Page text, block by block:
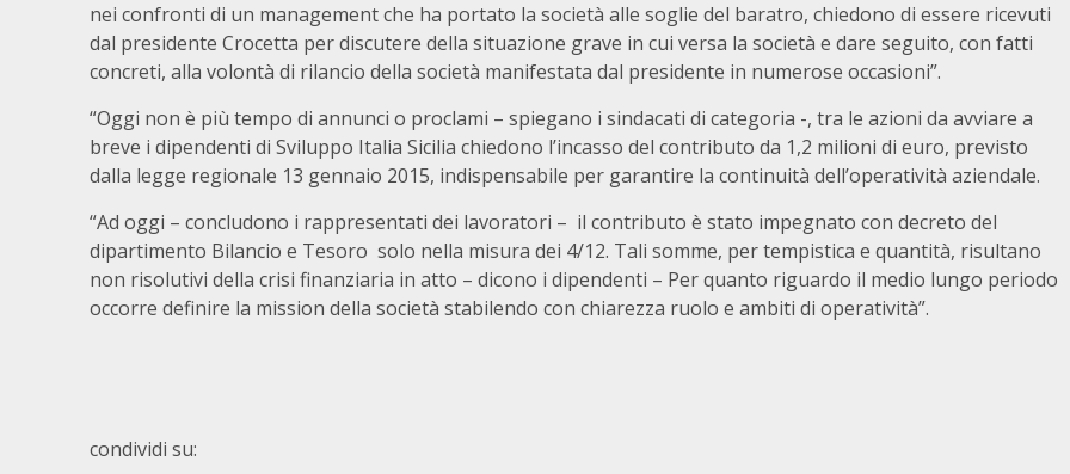
nei confronti di un management che ha portato la società alle soglie del baratro, chiedono di essere ricevuti
dal presidente Crocetta per discutere della situazione grave in cui versa la società e dare seguito, con fatti
concreti, alla volontà di rilancio della società manifestata dal presidente in numerose occasioni”.
“Oggi non è più tempo di annunci o proclami – spiegano i sindacati di categoria -, tra le azioni da avviare a
breve i dipendenti di Sviluppo Italia Sicilia chiedono l’incasso del contributo da 1,2 milioni di euro, previsto
dalla legge regionale 13 gennaio 2015, indispensabile per garantire la continuità dell’operatività aziendale.
“Ad oggi – concludono i rappresentati dei lavoratori – il contributo è stato impegnato con decreto del
dipartimento Bilancio e Tesoro solo nella misura dei 4/12. Tali somme, per tempistica e quantità, risultano
non risolutivi della crisi finanziaria in atto – dicono i dipendenti – Per quanto riguardo il medio lungo periodo
occorre definire la mission della società stabilendo con chiarezza ruolo e ambiti di operatività”.
condividi su: